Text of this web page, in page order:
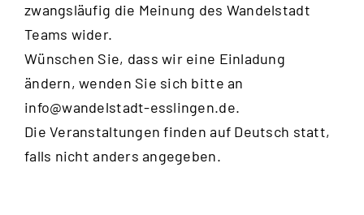
zwangsläufig die Meinung des Wandelstadt
Teams wider.
Wünschen Sie, dass wir eine Einladung
ändern, wenden Sie sich bitte an
info@wandelstadt-esslingen.de.
Die Veranstaltungen finden auf Deutsch statt,
falls nicht anders angegeben.